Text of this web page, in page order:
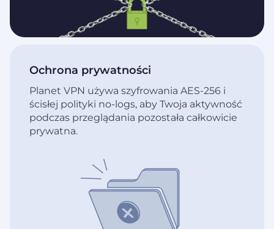
Ochrona prywatności
Planet VPN używa szyfrowania AES-256 i
ścisłej polityki no-logs, aby Twoja aktywność
podczas przeglądania pozostała całkowicie
prywatna.